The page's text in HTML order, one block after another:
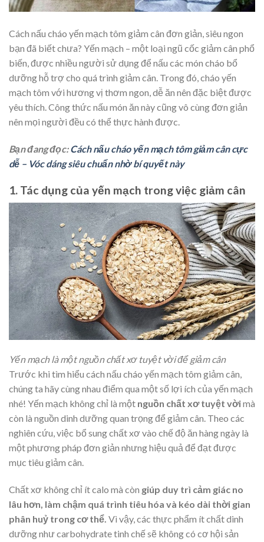
Cách nấu cháo yến mạch tôm giảm cân đơn giản, siêu ngon
bạn đã biết chưa? Yến mạch – một loại ngũ cốc giảm cân phổ
biến, được nhiều người sử dụng để nấu các món cháo bổ
dưỡng hỗ trợ cho quá trình giảm cân. Trong đó, cháo yến
mạch tôm với hương vị thơm ngon, dễ ăn nên đặc biệt được
yêu thích. Công thức nấu món ăn này cũng vô cùng đơn giản
nên mọi người đều có thể thực hành được.
Bạn đang đọc:Cách nấu cháo yến mạch tôm giảm cân cực
dễ – Vóc dáng siêu chuẩn nhờ bí quyết này
1. Tác dụng của yến mạch trong việc giảm cân
Yến mạch là một nguồn chất xơ tuyệt vời để giảm cân
Trước khi tìm hiểu cách nấu cháo yến mạch tôm giảm cân,
chúng ta hãy cùng nhau điểm qua một số lợi ích của yến mạch
nhé! Yến mạch không chỉ là một nguồn chất xơ tuyệt vờimà
còn là nguồn dinh dưỡng quan trọng để giảm cân. Theo các
nghiên cứu, việc bổ sung chất xơ vào chế độ ăn hàng ngày là
một phương pháp đơn giản nhưng hiệu quả để đạt được
mục tiêu giảm cân.
Chất xơ không chỉ ít calo mà còn giúp duy trì cảm giác no
lâu hơn, làm chậm quá trình tiêu hóa và kéo dài thời gian
phân huỷ trong cơ thể. Vì vậy, các thực phẩm ít chất dinh
dưỡng như carbohydrate tinh chế sẽ không có cơ hội sản